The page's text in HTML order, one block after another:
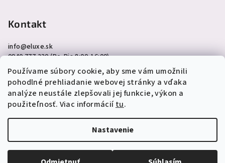
Používame súbory cookie, aby sme vám umožnili
pohodlné prehliadanie webovej stránky a vďaka
analýze neustále zlepšovali jej funkcie, výkon a
použiteľnosť. Viac informáciítu.
Nastavenie
Kontakt
info@eluxe.sk
0940 777 230 (Po-Pia 8:00-16:00)
Copyright 2026eLuxe.sk. Všetky práva vyhradené.Upraviť
nastavenie cookies
Vytvoril Shoptet